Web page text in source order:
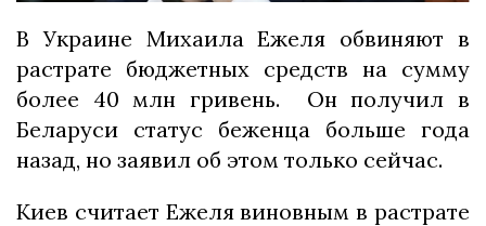
В Украине Михаила Ежеля обвиняют в
растрате бюджетных средств на сумму
более 40 млн гривень. Он получил в
Беларуси статус беженца больше года
назад, но заявил об этом только сейчас.
Киев считает Ежеля виновным в растрате